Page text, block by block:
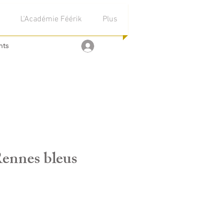
L'Académie Féérik Plus
bleus